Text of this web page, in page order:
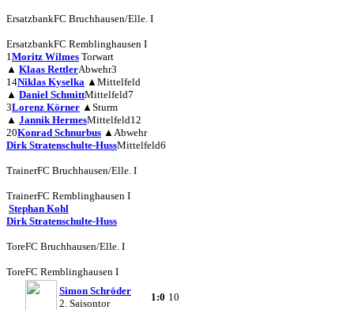
ErsatzbankFC Bruchhausen/Elle. I
ErsatzbankFC Remblinghausen I
1Moritz Wilmes Torwart
▲ Klaas RettlerAbwehr3
14Niklas Kyselka ▲ Mittelfeld
▲ Daniel SchmittMittelfeld7
3Lorenz Körner ▲ Sturm
▲ Jannik HermesMittelfeld12
20Konrad Schnurbus ▲ Abwehr
Dirk Stratenschulte-HussMittelfeld6
TrainerFC Bruchhausen/Elle. I
TrainerFC Remblinghausen I
Stephan Kohl
Dirk Stratenschulte-Huss
ToreFC Bruchhausen/Elle. I
ToreFC Remblinghausen I
Simon Schröder
2. Saisontor
1:0 10